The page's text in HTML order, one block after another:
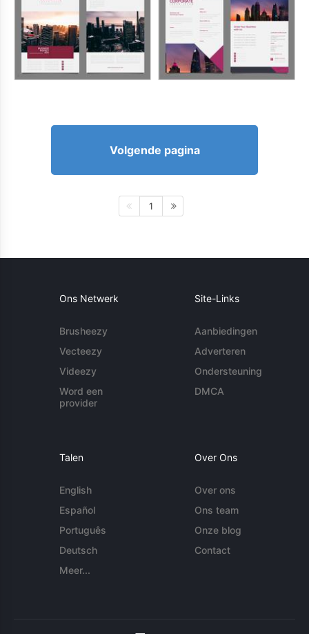
Volgende pagina
1
Ons Netwerk
Brusheezy
Vecteezy
Videezy
Word een
provider
Site-Links
Aanbiedingen
Adverteren
Ondersteuning
DMCA
Talen
English
Español
Português
Deutsch
Meer...
Over Ons
Over ons
Ons team
Onze blog
Contact